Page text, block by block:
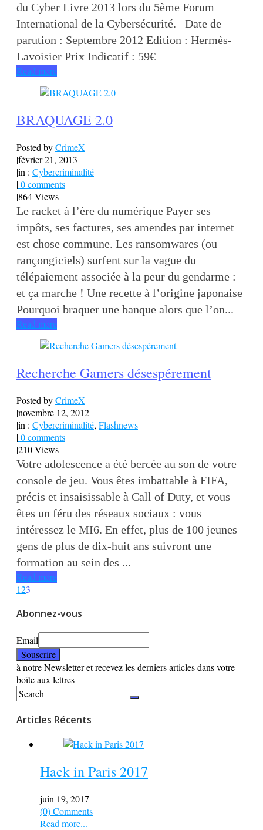
du Cyber Livre 2013 lors du 5ème Forum
International de la Cybersécurité. Date de
parution : Septembre 2012 Edition : Hermès-
Lavoisier Prix Indicatif : 59€
Read more
BRAQUAGE 2.0
Posted byCrimeX
|février 21, 2013
|in : Cybercriminalité
|0 comments
|864 Views
Le racket à l’ère du numérique Payer ses
impôts, ses factures, ses amendes par internet
est chose commune. Les ransomwares (ou
rançongiciels) surfent sur la vague du
télépaiement associée à la peur du gendarme :
et ça marche ! Une recette à l’origine japonaise
Pourquoi braquer une banque alors que l’on...
Read more
Recherche Gamers désespérement
Posted byCrimeX
|novembre 12, 2012
|in : Cybercriminalité, Flashnews
|0 comments
|210 Views
Votre adolescence a été bercée au son de votre
console de jeu. Vous êtes imbattable à FIFA,
précis et insaisissable à Call of Duty, et vous
êtes un féru des réseaux sociaux : vous
intéressez le MI6. En effet, plus de 100 jeunes
gens de plus de dix-huit ans suivront une
formation au sein des ...
Read more
123
Abonnez-vous
Email
à notre Newsletter et recevez les derniers articles dans votre
boîte aux lettres
Articles Récents
Hack in Paris 2017
juin 19, 2017
(0) Comments
Read more...